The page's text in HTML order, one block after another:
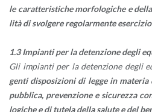
le ca­rat­te­ri­sti­che mor­fo­lo­gi­che e
li­tà di svol­ge­re re­go­lar­men­te
1.3 Im­pian­ti per la de­ten­zio­ne degli
Gli im­pian­ti per la de­ten­zio­ne degli
gen­ti di­spo­si­zio­ni di legge in
pub­bli­ca, pre­ven­zio­ne e si­cu­rez­za
lo­gi­che e di tu­te­la della sa­lu­te e del